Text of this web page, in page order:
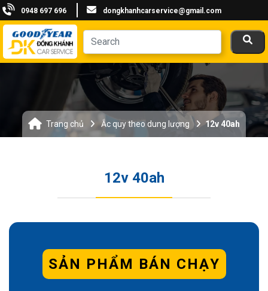
0948 697 696 dongkhanhcarservice@gmail.com
Trang chủ Ắc quy theo dung lượng 12v 40ah
12v 40ah
SẢN PHẨM BÁN CHẠY